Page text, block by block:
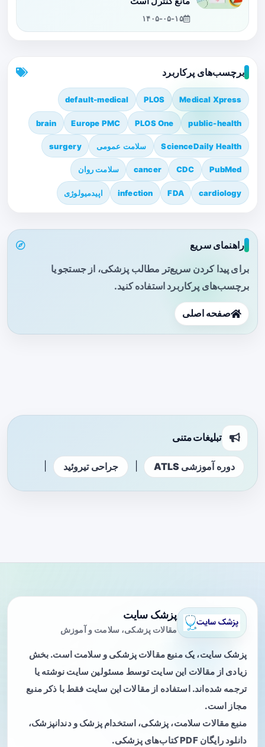
۱۴۰۵-۰۵-۱۵
برچسب‌های پرکاربرد
Medical Xpress
PLOS
default-medical
public-health
PLOS One
Europe PMC
brain
ScienceDaily Health سلامت عمومی surgery
PubMed
CDC
cancer سلامت روان
cardiology
FDA
infection اپیدمیولوژی
راهنمای سریع
برای پیدا کردن سریع‌تر مطالب پزشکی، از جستجو یا
برچسب‌های پرکاربرد استفاده کنید.
صفحه اصلی
تبلیغات متنی
دوره آموزشی ATLS جراحی تیروئید
پزشک سایت
مقالات پزشکی، سلامت و آموزش
پزشک سایت، یک منبع مقالات پزشکی و سلامت است. بخش
زیادی از مقالات این سایت توسط مسئولین سایت نوشته یا
ترجمه شده‌اند. استفاده از مقالات این سایت فقط با ذکر منبع
مجاز است.
منبع مقالات سلامت، پزشکی، استخدام پزشک و دندانپزشک،
دانلود رایگان PDF کتاب‌های پزشکی.